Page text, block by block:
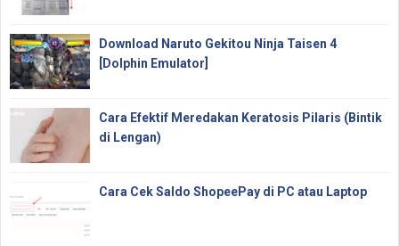
Download Naruto Gekitou Ninja Taisen 4
[Dolphin Emulator]
Cara Efektif Meredakan Keratosis Pilaris (Bintik
di Lengan)
Cara Cek Saldo ShopeePay di PC atau Laptop